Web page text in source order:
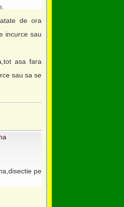
de ora
incurce sau
asa fara
sau sa se
pe